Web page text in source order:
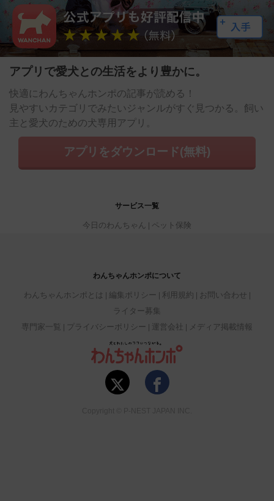
アプリで愛犬との生活をより豊かに。
快適にわんちゃんホンポの記事が読める！
見やすいカテゴリでみたいジャンルがすぐ見つかる。飼い
主と愛犬のための犬専用アプリ。
アプリをダウンロード(無料)
サービス一覧
今日のわんちゃん ペット保険
わんちゃんホンポについて
わんちゃんホンポとは 編集ポリシー 利用規約
お問い合わせ
ライター募集
専門家一覧
プライバシーポリシー 運営会社 メディア掲載情報